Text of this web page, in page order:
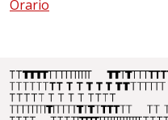
Orario